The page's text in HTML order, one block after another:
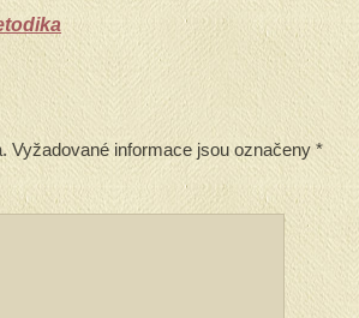
Vyžadované informace jsou označeny *